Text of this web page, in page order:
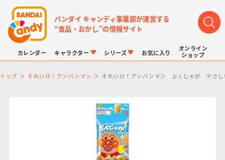
バンダイ キャンディ事業部が運営する
“食品・おかし”の情報サイト
カレンダー キャラクター
プリキュアシリーズ
シリーズ
チョコサプ
お気に入り
オンライン
ショップ
トップ それいけ！アンパンマン それいけ！アンパンマン ぷくじゃが やさ